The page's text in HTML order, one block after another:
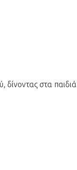
δίνοντας στα